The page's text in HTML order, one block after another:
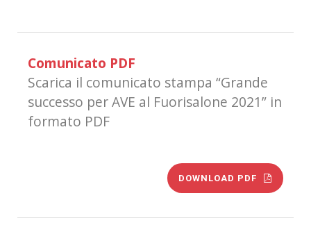
Comunicato PDF
Scarica il comunicato stampa “Grande
successo per AVE al Fuorisalone 2021” in
formato PDF
DOWNLOAD PDF